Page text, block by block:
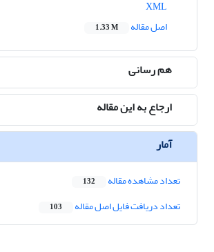
اصل مقاله
1.33 M
هم رسانی
ارجاع به این مقاله
آمار
تعداد مشاهده مقاله 132
تعداد دریافت فایل اصل مقاله 103